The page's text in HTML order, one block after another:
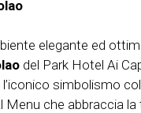
elegante ed
del Park Hotel Ai
l’iconico simbolismo
Menu che abbraccia